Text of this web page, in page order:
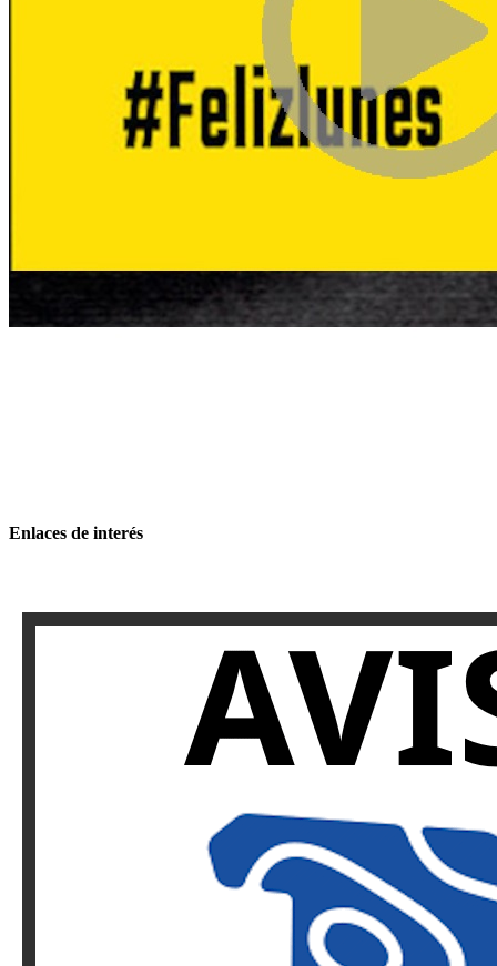
Enlaces de interés